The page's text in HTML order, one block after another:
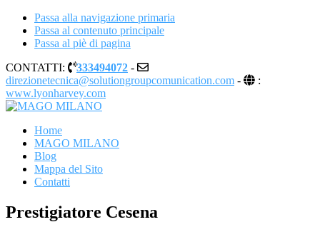
Passa alla navigazione primaria
Passa al contenuto principale
Passa al piè di pagina
CONTATTI:
333494072 -
direzionetecnica@solutiongroupcomunication.com -
:
www.lyonharvey.com
MAGO MILANO
Illusionista a Milano
Home
MAGO MILANO
Blog
Mappa del Sito
Contatti
Prestigiatore Cesena